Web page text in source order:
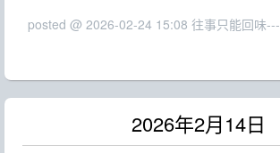
posted @ 2026-02-24 15:08 往事只能回味---
2026年2月14日